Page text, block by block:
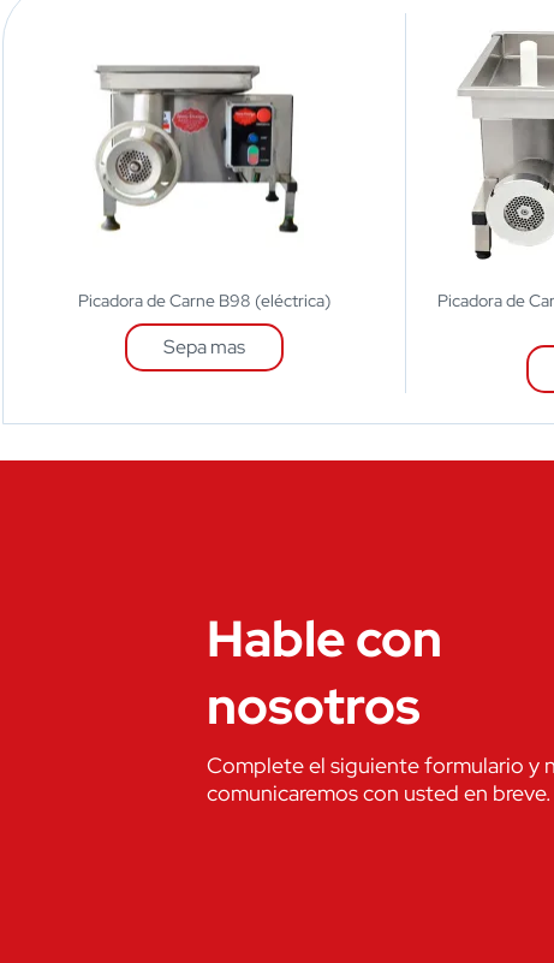
Picadora de Carne B98 (eléctrica)
Sepa mas
Picadora de
Hable con
nosotros
Complete el siguiente formulario y
comunicaremos con usted en breve.